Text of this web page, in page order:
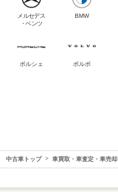
メルセデス
・ベンツ
BMW
ポルシェ ボルボ
中古車トップ 車買取・車査定・車売却